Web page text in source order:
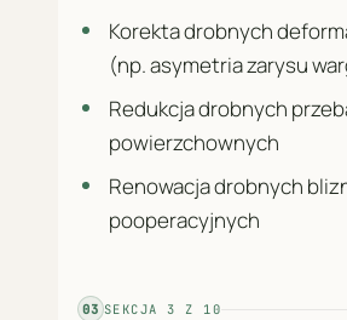
Korekta drobnych
(np. asymetria zarysu
Redukcja drobnych
powierzchownych
Renowacja drobnych
pooperacyjnych
03 SEKCJA3 Z 10